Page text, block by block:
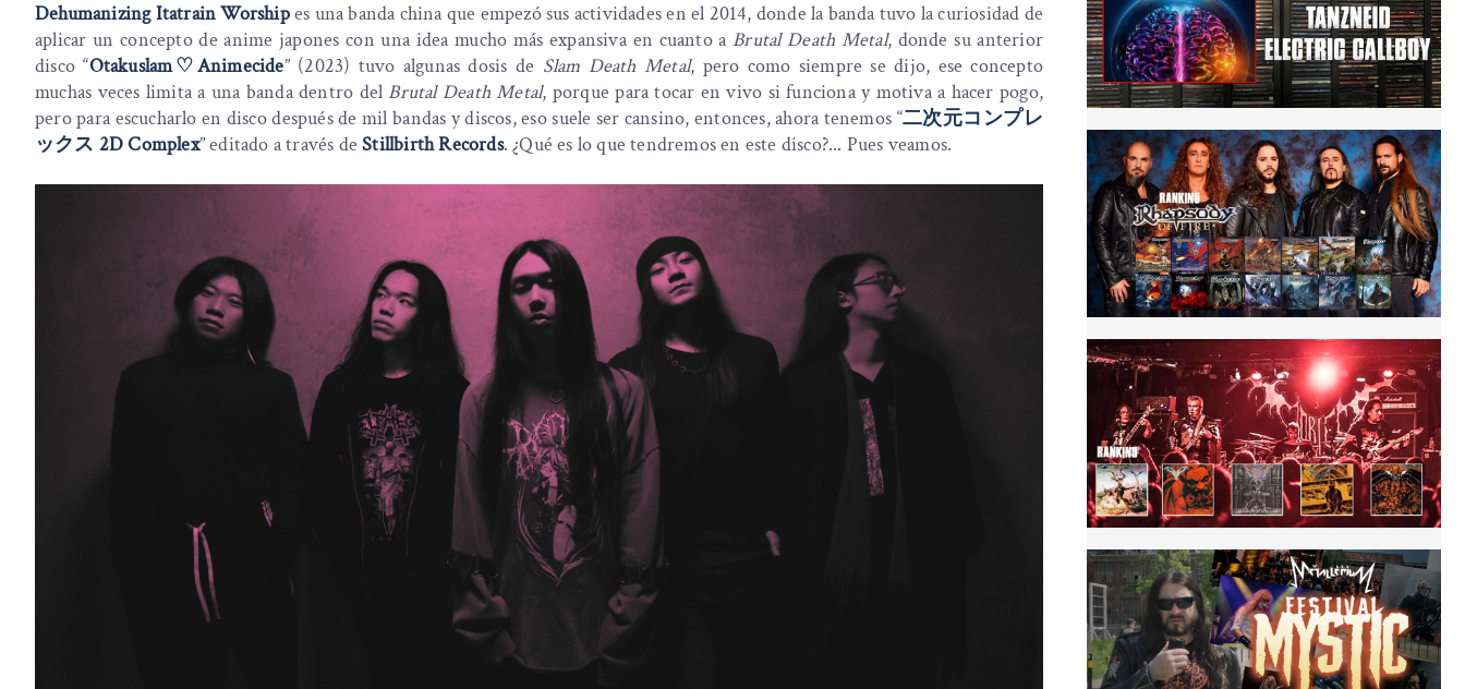
Dehumanizing Itatrain Worshipes una banda china que empezó sus actividades en el 2014, donde la banda tuvo la curiosidad de
aplicar un concepto de anime japones con una idea mucho más expansiva en cuanto a Brutal Death Metal, donde su anterior
disco “Otakuslam​♡​Animecide” (2023) tuvo algunas dosis de Slam Death Metal, pero como siempre se dijo, ese concepto
muchas veces limita a una banda dentro del Brutal Death Metal, porque para tocar en vivo si funciona y motiva a hacer pogo,
pero para escucharlo en disco después de mil bandas y discos, eso suele ser cansino, entonces, ahora tenemos “二次元コンプレ
ックス 2D Complex” editado a través deStillbirth Records. ¿Qué es lo que tendremos en este disco?... Pues veamos.